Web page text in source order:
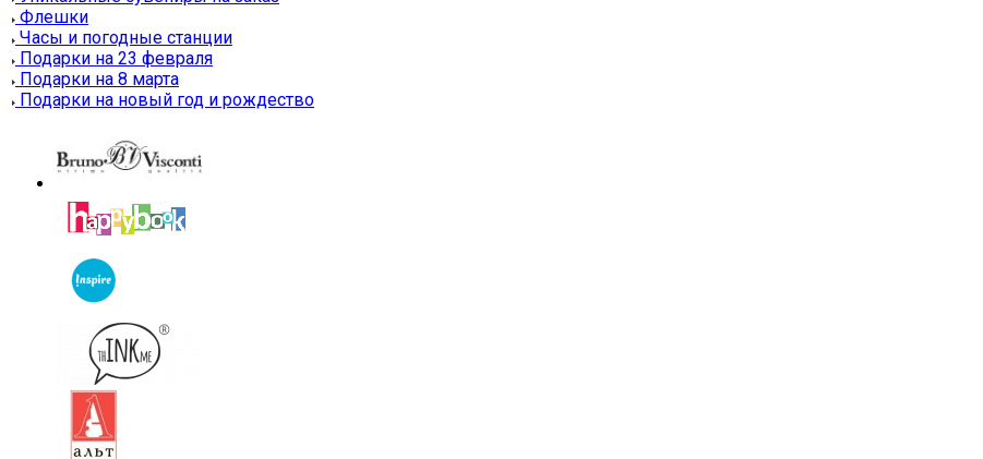
Флешки
Часы и погодные станции
Подарки на 23 февраля
Подарки на 8 марта
Подарки на новый год и рождество